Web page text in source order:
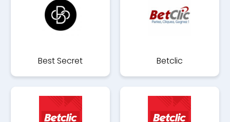
Best Secret Betclic